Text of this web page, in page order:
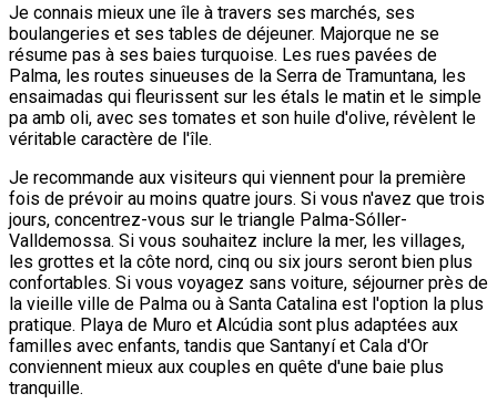
Je connais mieux une île à travers ses marchés, ses
boulangeries et ses tables de déjeuner. Majorque ne se
résume pas à ses baies turquoise. Les rues pavées de
Palma, les routes sinueuses de la Serra de Tramuntana, les
ensaimadas qui fleurissent sur les étals le matin et le simple
pa amb oli, avec ses tomates et son huile d'olive, révèlent le
véritable caractère de l'île.
Je recommande aux visiteurs qui viennent pour la première
fois de prévoir au moins quatre jours. Si vous n'avez que trois
jours, concentrez-vous sur le triangle Palma-Sóller-
Valldemossa. Si vous souhaitez inclure la mer, les villages,
les grottes et la côte nord, cinq ou six jours seront bien plus
confortables. Si vous voyagez sans voiture, séjourner près de
la vieille ville de Palma ou à Santa Catalina est l'option la plus
pratique. Playa de Muro et Alcúdia sont plus adaptées aux
familles avec enfants, tandis que Santanyí et Cala d'Or
conviennent mieux aux couples en quête d'une baie plus
tranquille.